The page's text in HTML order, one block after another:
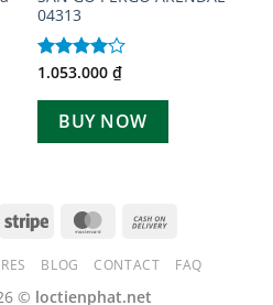
04313
Được
sao
1.053.000 ₫
BUY NOW
BLOG CONTACT FAQ
© loctienphat.net